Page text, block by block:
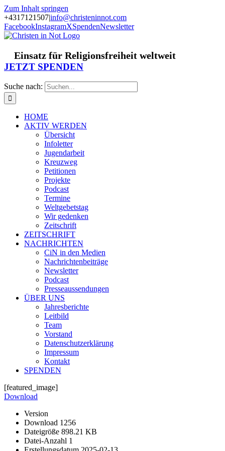
Zum Inhalt springen
+4317121507|info@christeninnot.com
FacebookInstagramXSpendenNewsletter
Einsatz für Religionsfreiheit weltweit
JETZT SPENDEN
Suche nach:
HOME
AKTIV WERDEN
Übersicht
Infoletter
Jugendarbeit
Kreuzweg
Petitionen
Projekte
Podcast
Termine
Weltgebetstag
Wir gedenken
Zeitschrift
ZEITSCHRIFT
NACHRICHTEN
CiN in den Medien
Nachrichtenbeiträge
Newsletter
Podcast
Presseaussendungen
ÜBER UNS
Jahresberichte
Leitbild
Team
Vorstand
Datenschutzerklärung
Impressum
Kontakt
SPENDEN
[featured_image]
Download
Version
Download 1256
Dateigröße 898.21 KB
Datei-Anzahl 1